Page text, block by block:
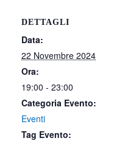
DETTAGLI
Data:
22 Novembre 2024
Ora:
19:00 - 23:00
Categoria Evento:
Eventi
Tag Evento: